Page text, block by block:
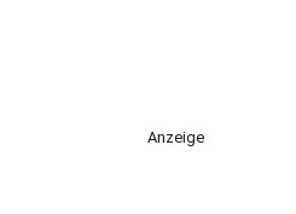
Anzeige